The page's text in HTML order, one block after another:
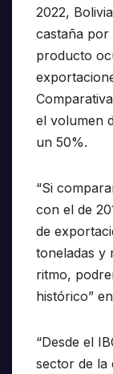
2022,
castaña por
producto
el volumen
un 50%.
“Si
con el de
de
toneladas y
ritmo,
histórico”
“Desde el
sector de la